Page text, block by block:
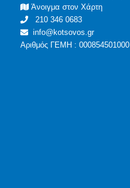
Άνοιγμα στον Χάρτη
210 346 0683
info@kotsovos.gr
Αριθμός ΓΕΜΗ : 000854501000